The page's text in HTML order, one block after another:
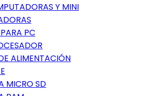
Y MINI
PC
ALIMENTACIÓN
MICRO SD